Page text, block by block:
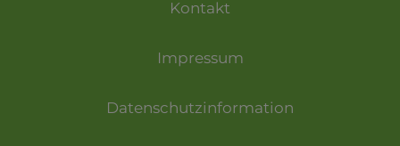
Kontakt
Impressum
Datenschutzinformation